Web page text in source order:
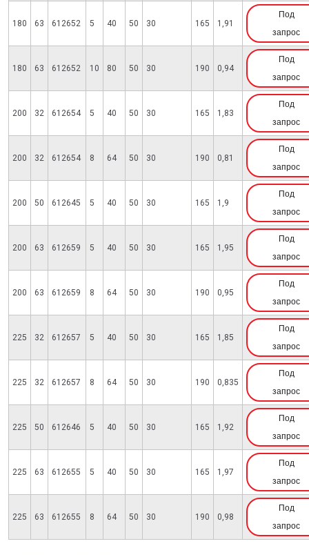
180 63 612652 5 40 50 30 165 1,91
Под
запрос
180 63 612652 10 80 50 30 190 0,94
Под
запрос
200 32 612654 5 40 50 30 165 1,83
Под
запрос
200 32 612654 8 64 50 30 190 0,81
Под
запрос
200 50 612645 5 40 50 30 165 1,9
Под
запрос
200 63 612659 5 40 50 30 165 1,95
Под
запрос
200 63 612659 8 64 50 30 190 0,95
Под
запрос
225 32 612657 5 40 50 30 165 1,85
Под
запрос
225 32 612657 8 64 50 30 190 0,835
Под
запрос
225 50 612646 5 40 50 30 165 1,92
Под
запрос
225 63 612655 5 40 50 30 165 1,97
Под
запрос
225 63 612655 8 64 50 30 190 0,98
Под
запрос